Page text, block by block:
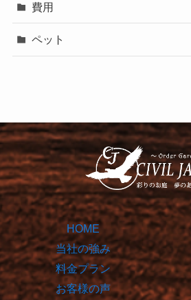
費用
ペット
HOME
当社の強み
料金プラン
お客様の声